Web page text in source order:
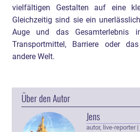
vielfältigen Gestalten auf eine
Gleichzeitig sind sie ein
Auge und das Gesamterlebnis
Transportmittel, Barriere oder
andere Welt.
Über den Autor
Jens
autor, live-reporter |